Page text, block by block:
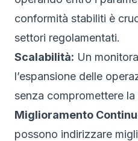
conformità stabiliti è
settori regolamentati.
Scalabilità: Un
l’espansione delle
senza compromettere la
Miglioramento
possono indirizzare